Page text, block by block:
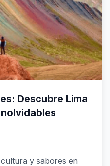
Descubre Lima
y sabores en